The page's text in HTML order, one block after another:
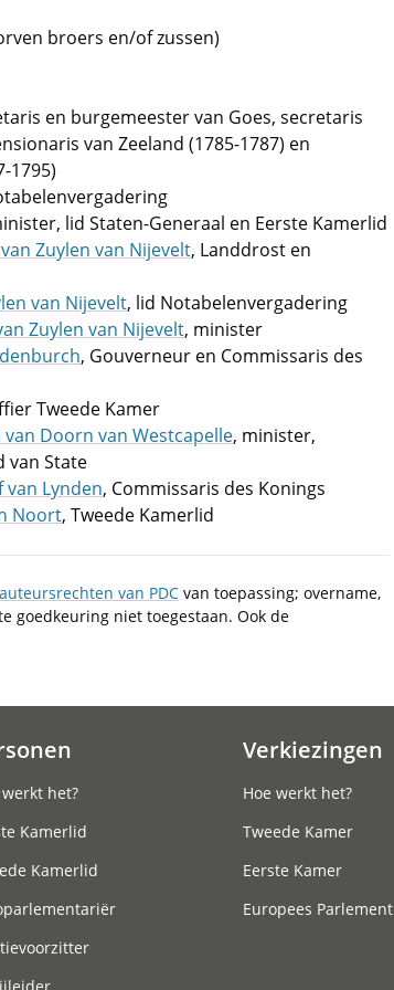
broers en/of zussen)
en burgemeester van Goes, secretaris
van Zeeland (1785-1787) en
1795)
lid Staten-Generaal en Eerste Kamerlid
Zuylen van Nijevelt, Landdrost en
van Nijevelt, lid Notabelenvergadering
Zuylen van Nijevelt, minister
, Gouverneur en Commissaris des
Tweede Kamer
van Doorn van Westcapelle, minister,
van State
van Lynden, Commissaris des Konings
Noort, Tweede Kamerlid
auteursrechten van PDC van toepassing; overname,
goedkeuring niet toegestaan. Ook de
werkt het?
Kamerlid
Kamerlid
Verkiezingen
Hoe werkt het?
Tweede Kamer
Eerste Kamer
Europees Parlement